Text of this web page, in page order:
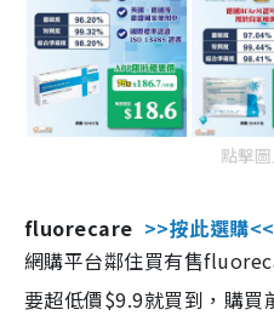
點擊
fluorecare >>按此選購<<
網購平台鄰住買有售
要超低價$9.9就買到，購買